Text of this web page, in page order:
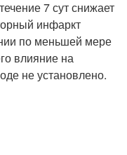
7 сут снижает
инфаркт
по меньшей мере
влияние на
не установлено.